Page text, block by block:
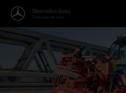
Vehículos
Aplicaciones
Temas